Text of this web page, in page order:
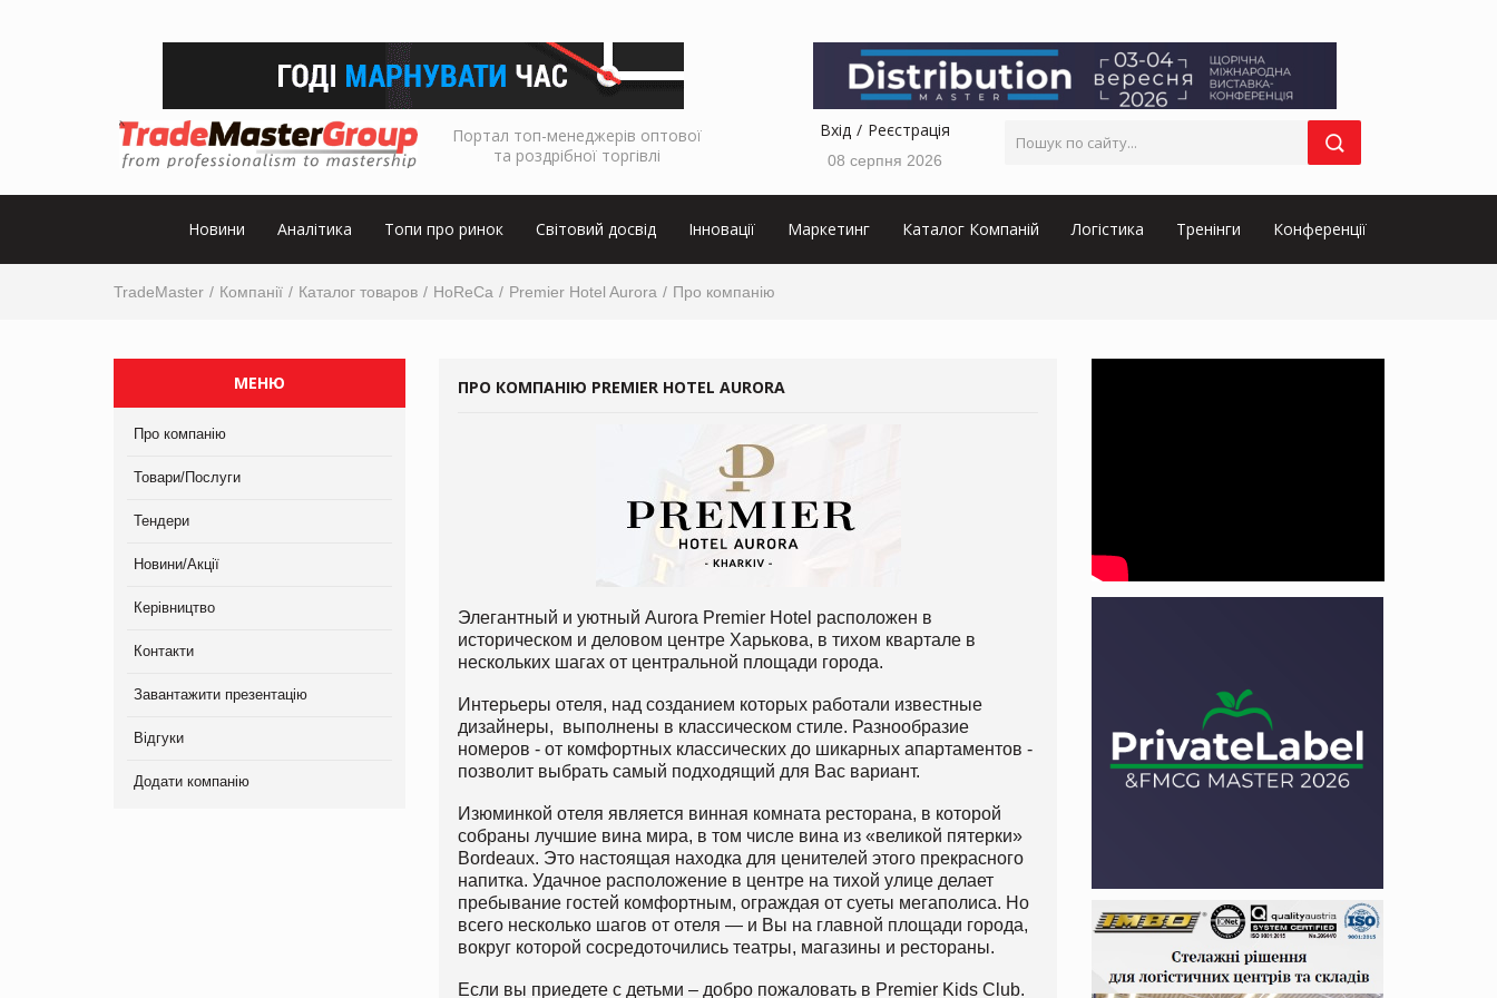
Портал топ-менеджерів оптової
та роздрібної торгівлі
Вхід Реєстрація
08 серпня 2026
Новини Аналітика Топи про ринок Світовий досвід Інновації Маркетинг Каталог Компаній Логістика Тренінги Конференції
TradeMaster Компанії Каталог товаров HoReCa Premier Hotel Aurora Про компанію
МЕНЮ
Про компанію
Товари/Послуги
Тендери
Новини/Акції
Керівництво
Контакти
Завантажити презентацію
Відгуки
Додати компанію
ПРО КОМПАНІЮ PREMIER HOTEL AURORA
Элегантный и уютный Aurora Premier Hotel расположен в
историческом и деловом центре Харькова, в тихом квартале в
нескольких шагах от центральной площади города.
Интерьеры отеля, над созданием которых работали известные
дизайнеры, выполнены в классическом стиле. Разнообразие
номеров - от комфортных классических до шикарных апартаментов -
позволит выбрать самый подходящий для Вас вариант.
Изюминкой отеля является винная комната ресторана, в которой
собраны лучшие вина мира, в том числе вина из «великой пятерки»
Bordeaux. Это настоящая находка для ценителей этого прекрасного
напитка. Удачное расположение в центре на тихой улице делает
пребывание гостей комфортным, ограждая от суеты мегаполиса. Но
всего несколько шагов от отеля — и Вы на главной площади города,
вокруг которой сосредоточились театры, магазины и рестораны.
Если вы приедете с детьми – добро пожаловать в Premier Kids Club.